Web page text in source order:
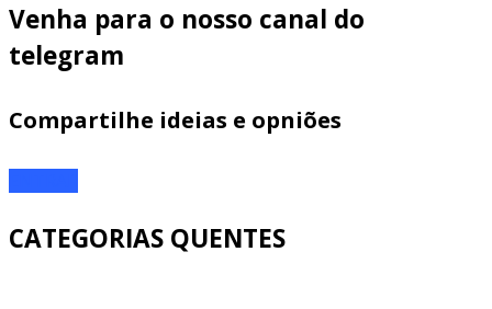
Venha para o nosso canal do
telegram
Compartilhe ideias e opniões
CATEGORIAS QUENTES